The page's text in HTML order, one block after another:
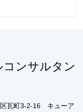
ンサルタン
区瓦町3-2-16 キューア